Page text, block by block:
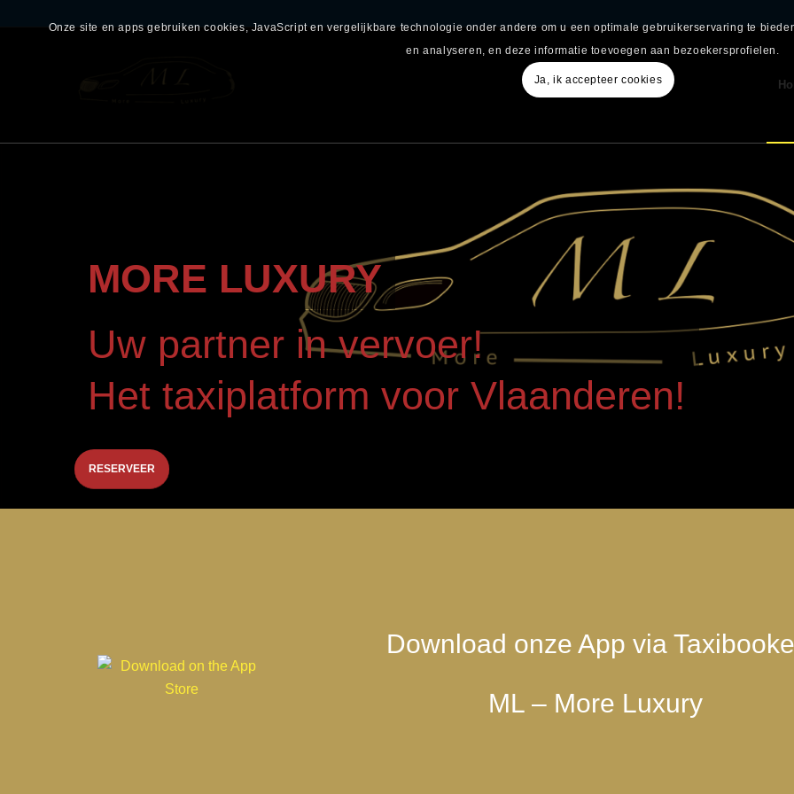
MORE LUXURY
Uw partner in vervoer!
Het taxiplatform voor Vlaanderen!
RESERVEER
Download onze App via
ML – More Luxury
Onze site en apps gebruiken cookies, JavaScript en vergelijkbare technologie onder andere om u een optimale gebruikerservaring te
en analyseren, en deze informatie toevoegen aan bezoekersprofielen.
Ja, ik accepteer cookies